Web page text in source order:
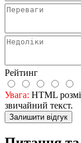
Рейтинг
Увага: HTML
звичайний текст.
Залишити відгук